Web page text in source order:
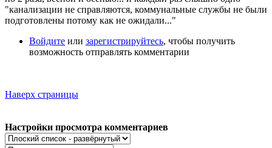
"канализации не справляются, коммунальные службы не были
подготовлены потому как не ожидали..."
Войдите или зарегистрируйтесь, чтобы получить
возможность отправлять комментарии
Наверх страницы
Настройки просмотра комментариев